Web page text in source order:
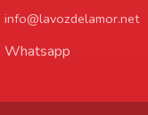
info@lavozdelamor.net
Whatsapp